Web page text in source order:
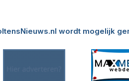
wordt mogelijk